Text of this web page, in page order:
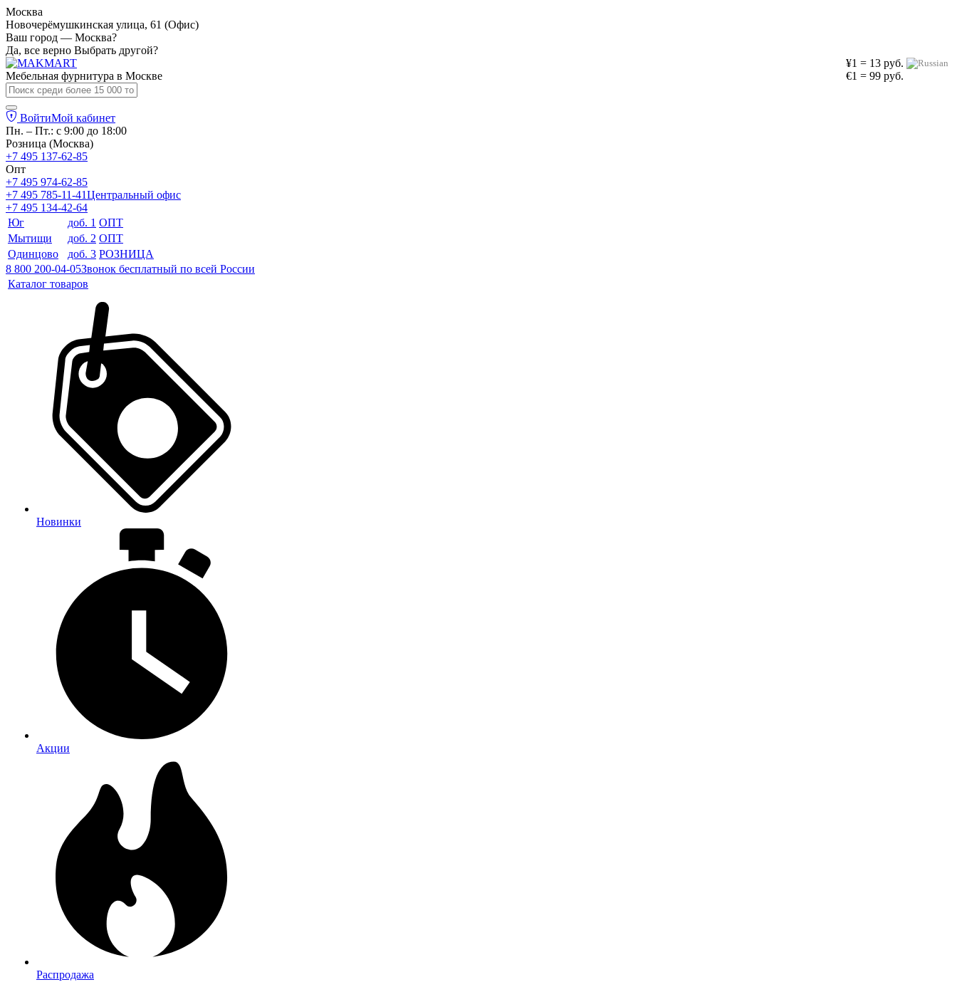
Москва
Новочерёмушкинская улица, 61 (Офис)
Ваш город — Москва?
Да, все верно Выбрать другой?
¥1 = 13 руб.
€1 = 99 руб.
Мебельная фурнитура в Москве
ВойтиМой кабинет
Пн. – Пт.: с 9:00 до 18:00
Розница (Москва)
+7 495 137-62-85
Опт
+7 495 974-62-85
+7 495 785-11-41Центральный офис
+7 495 134-42-64
Юг
доб. 1 ОПТ
Мытищи
доб. 2 ОПТ
Одинцово
доб. 3 РОЗНИЦА
8 800 200-04-05Звонок бесплатный по всей России
Каталог товаров
Новинки
Акции
Распродажа